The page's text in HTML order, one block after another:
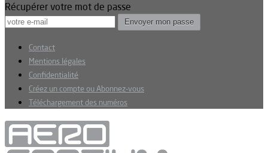
Récupérer votre mot de passe
Contact
Mentions légales
Confidentialité
Créez un compte ou Abonnez-vous
Téléchargement des numéros